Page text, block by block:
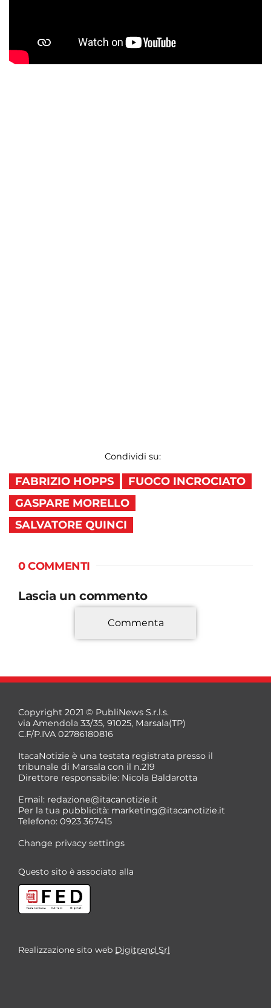
Condividi su:
FABRIZIO HOPPS
FUOCO INCROCIATO
GASPARE MORELLO
SALVATORE QUINCI
0 COMMENTI
Lascia un commento
*
*
Commenta
Copyright 2021 © PubliNews S.r.l.s.
via Amendola 33/35, 91025, Marsala(TP)
C.F/P.IVA 02786180816
ItacaNotizie è una testata registrata presso il
tribunale di Marsala con il n.219
Direttore responsabile: Nicola Baldarotta
Email: redazione@itacanotizie.it
Per la tua pubblicità: marketing@itacanotizie.it
Telefono: 0923 367415
Change privacy settings
Questo sito è associato alla
Realizzazione sito web Digitrend Srl